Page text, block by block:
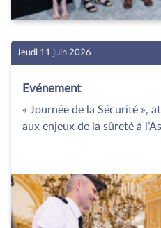
Jeudi 11 juin 2026
Evénement
« Journée de la Sécurité »,
aux enjeux de la sûreté à